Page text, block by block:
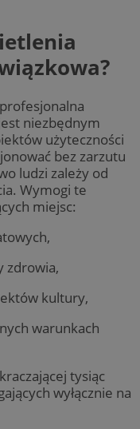
niezbędnym
użyteczności
bez zarzutu
ludzi zależy od
Wymogi te
miejsc:
zdrowia,
kultury,
warunkach
tysiąc
wyłącznie na